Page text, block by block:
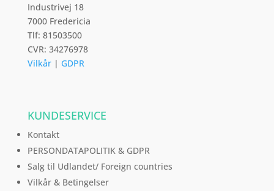
Industrivej 18
7000 Fredericia
Tlf: 81503500
CVR: 34276978
Vilkår| GDPR
KUNDESERVICE
Kontakt
PERSONDATAPOLITIK & GDPR
Salg til Udlandet/ Foreign countries
Vilkår & Betingelser